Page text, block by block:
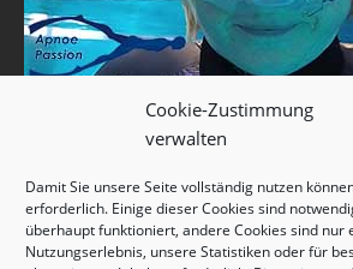
Cookie-Zustimmung
verwalten
Damit Sie unsere Seite vollständig nutzen
erforderlich. Einige dieser Cookies sind
überhaupt funktioniert, andere Cookies sind nur
Nutzungserlebnis, unsere Statistiken oder für